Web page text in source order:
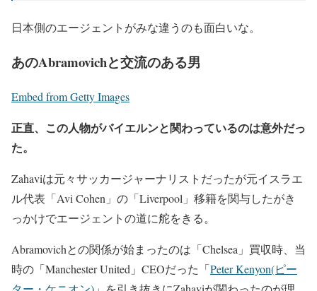
日本側のエージェントがみな違うのも面白いな。
あのAbramovichと交流のある男
Embed from Getty Images
正直、この人物がバイエルンと関わっているのは意外だっ
た。
Zahaviは元々サッカージャーナリストだったが元イスラエ
ル代表「Avi Cohen」の「Liverpool」移籍を関与したがき
っかけでエージェントの道に舵をきる。
Abramovichとの関係が始まったのは「Chelsea」買収時、当
時の「Manchester United」CEOだった「Peter Kenyon(ピー